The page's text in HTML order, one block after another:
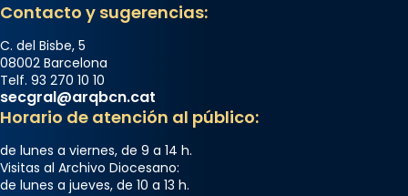
Contacto y sugerencias:
C. del Bisbe, 5
08002 Barcelona
Telf. 93 270 10 10
secgral@arqbcn.cat
Horario de atención al público:
de lunes a viernes, de 9 a 14 h.
Visitas al Archivo Diocesano:
de lunes a jueves, de 10 a 13 h.